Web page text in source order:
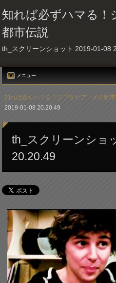
知れば必ずハマる！
都市伝説
th_スクリーンショット 2019-01-08
メニュー
知れば必ずハマる！ジブリやアニメの都
2019-01-08 20.20.49
th_スクリーンショ
20.20.49